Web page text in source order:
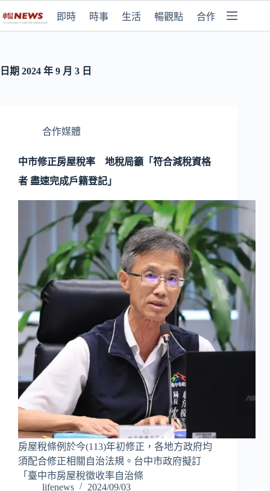
即時 時事 生活 暢觀點 合作媒體
日期 2024 年 9 月 3 日
合作媒體
中市修正房屋稅率 地稅局籲「符合減稅資格
者 盡速完成戶籍登記」
房屋稅條例於今(113)年初修正，各地方政府均
須配合修正相關自治法規。台中市政府擬訂
「臺中市房屋稅徵收率自治條
lifenews
2024/09/03